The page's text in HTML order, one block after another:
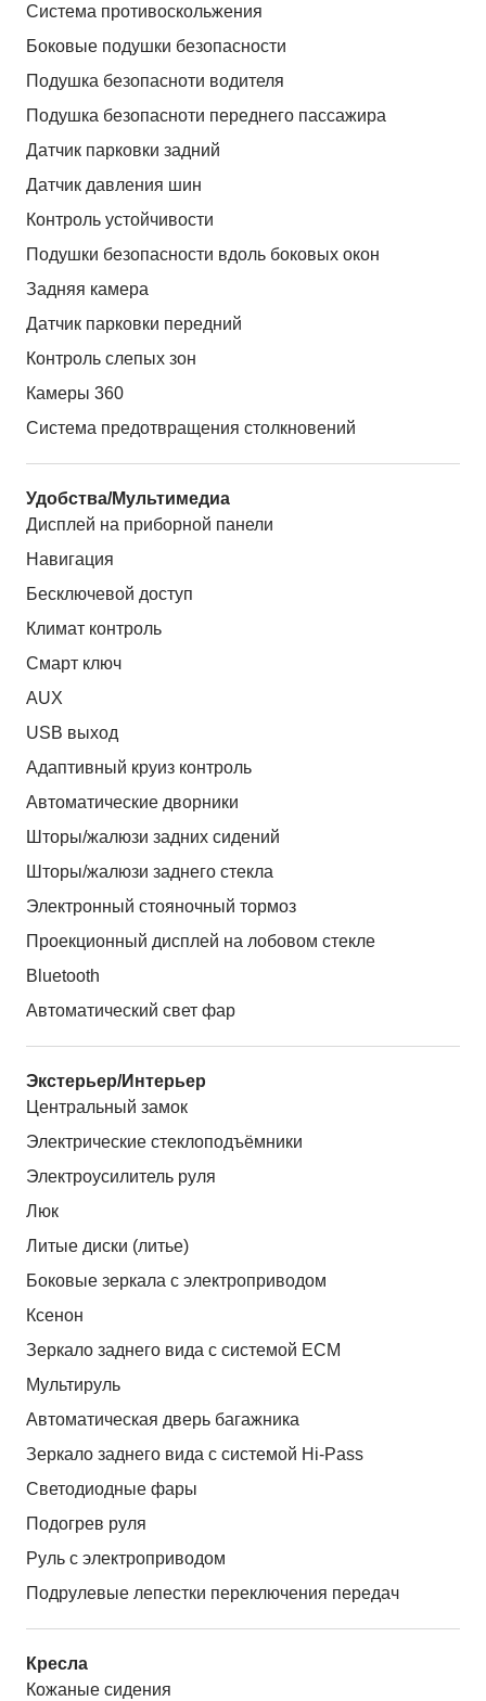
Система противоскольжения
Боковые подушки безопасности
Подушка безопасноти водителя
Подушка безопасноти переднего пассажира
Датчик парковки задний
Датчик давления шин
Контроль устойчивости
Подушки безопасности вдоль боковых окон
Задняя камера
Датчик парковки передний
Контроль слепых зон
Камеры 360
Система предотвращения столкновений
Удобства/Мультимедиа
Дисплей на приборной панели
Навигация
Бесключевой доступ
Климат контроль
Смарт ключ
AUX
USB выход
Адаптивный круиз контроль
Автоматические дворники
Шторы/жалюзи задних сидений
Шторы/жалюзи заднего стекла
Электронный стояночный тормоз
Проекционный дисплей на лобовом стекле
Bluetooth
Автоматический свет фар
Экстерьер/Интерьер
Центральный замок
Электрические стеклоподъёмники
Электроусилитель руля
Люк
Литые диски (литье)
Боковые зеркала с электроприводом
Ксенон
Зеркало заднего вида с системой ЕСМ
Мультируль
Автоматическая дверь багажника
Зеркало заднего вида с системой Hi-Pass
Светодиодные фары
Подогрев руля
Руль с электроприводом
Подрулевые лепестки переключения передач
Кресла
Кожаные сидения